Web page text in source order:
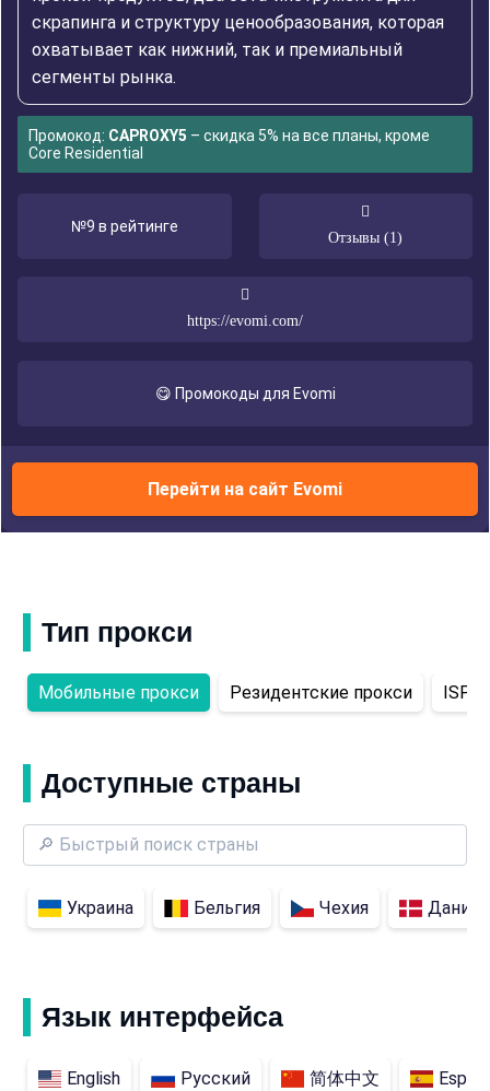
скрапинга и структуру ценообразования, которая
охватывает как нижний, так и премиальный
сегменты рынка.
Промокод: CAPROXY5 – скидка 5% на все планы, кроме
Core Residential
№9 в рейтинге
Отзывы (1)
https://evomi.com/
😋 Промокоды для Evomi
Перейти на сайт Evomi
Тип прокси
Мобильные прокси Резидентские прокси ISP-
Доступные страны
Украина Бельгия Чехия Дания
Язык интерфейса
English Русский 简体中文